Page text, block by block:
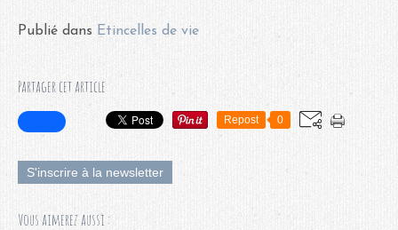
Publié dans Etincelles de vie
Partager cet article
Repost 0
S'inscrire à la newsletter
Vous aimerez aussi :